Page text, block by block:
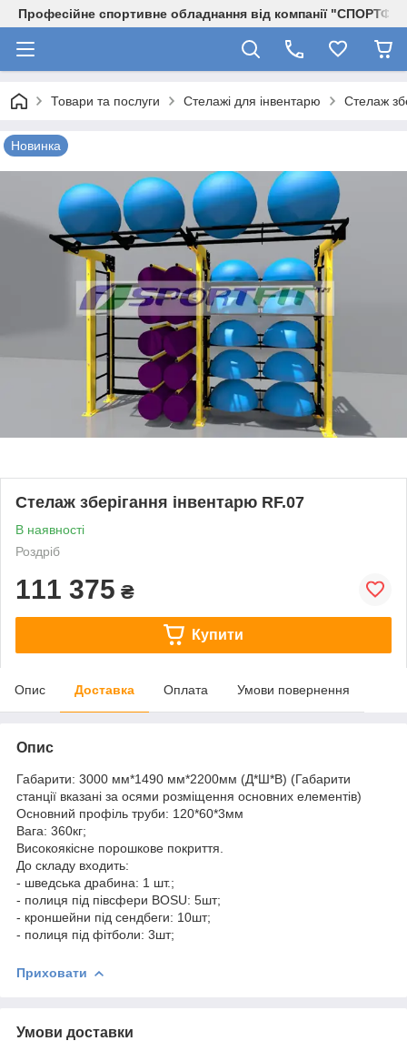
Професійне спортивне обладнання від компанії
Товари та послуги Стелажі для інвентарю Стелаж
Новинка
Стелаж зберігання інвентарю RF.07
В наявності
Роздріб
111 375 ₴
Купити
Опис Доставка Оплата Умови повернення
Опис
Габарити: 3000 мм*1490 мм*2200мм (Д*Ш*В) (Габарити
станції вказані за осями розміщення основних елементів)
Основний профіль труби: 120*60*3мм
Вага: 360кг;
Високоякісне порошкове покриття.
До складу входить:
- шведська драбина: 1 шт.;
- полиця під півсфери BOSU: 5шт;
- кроншейни під сендбеги: 10шт;
- полиця під фітболи: 3шт;
Приховати
Умови доставки